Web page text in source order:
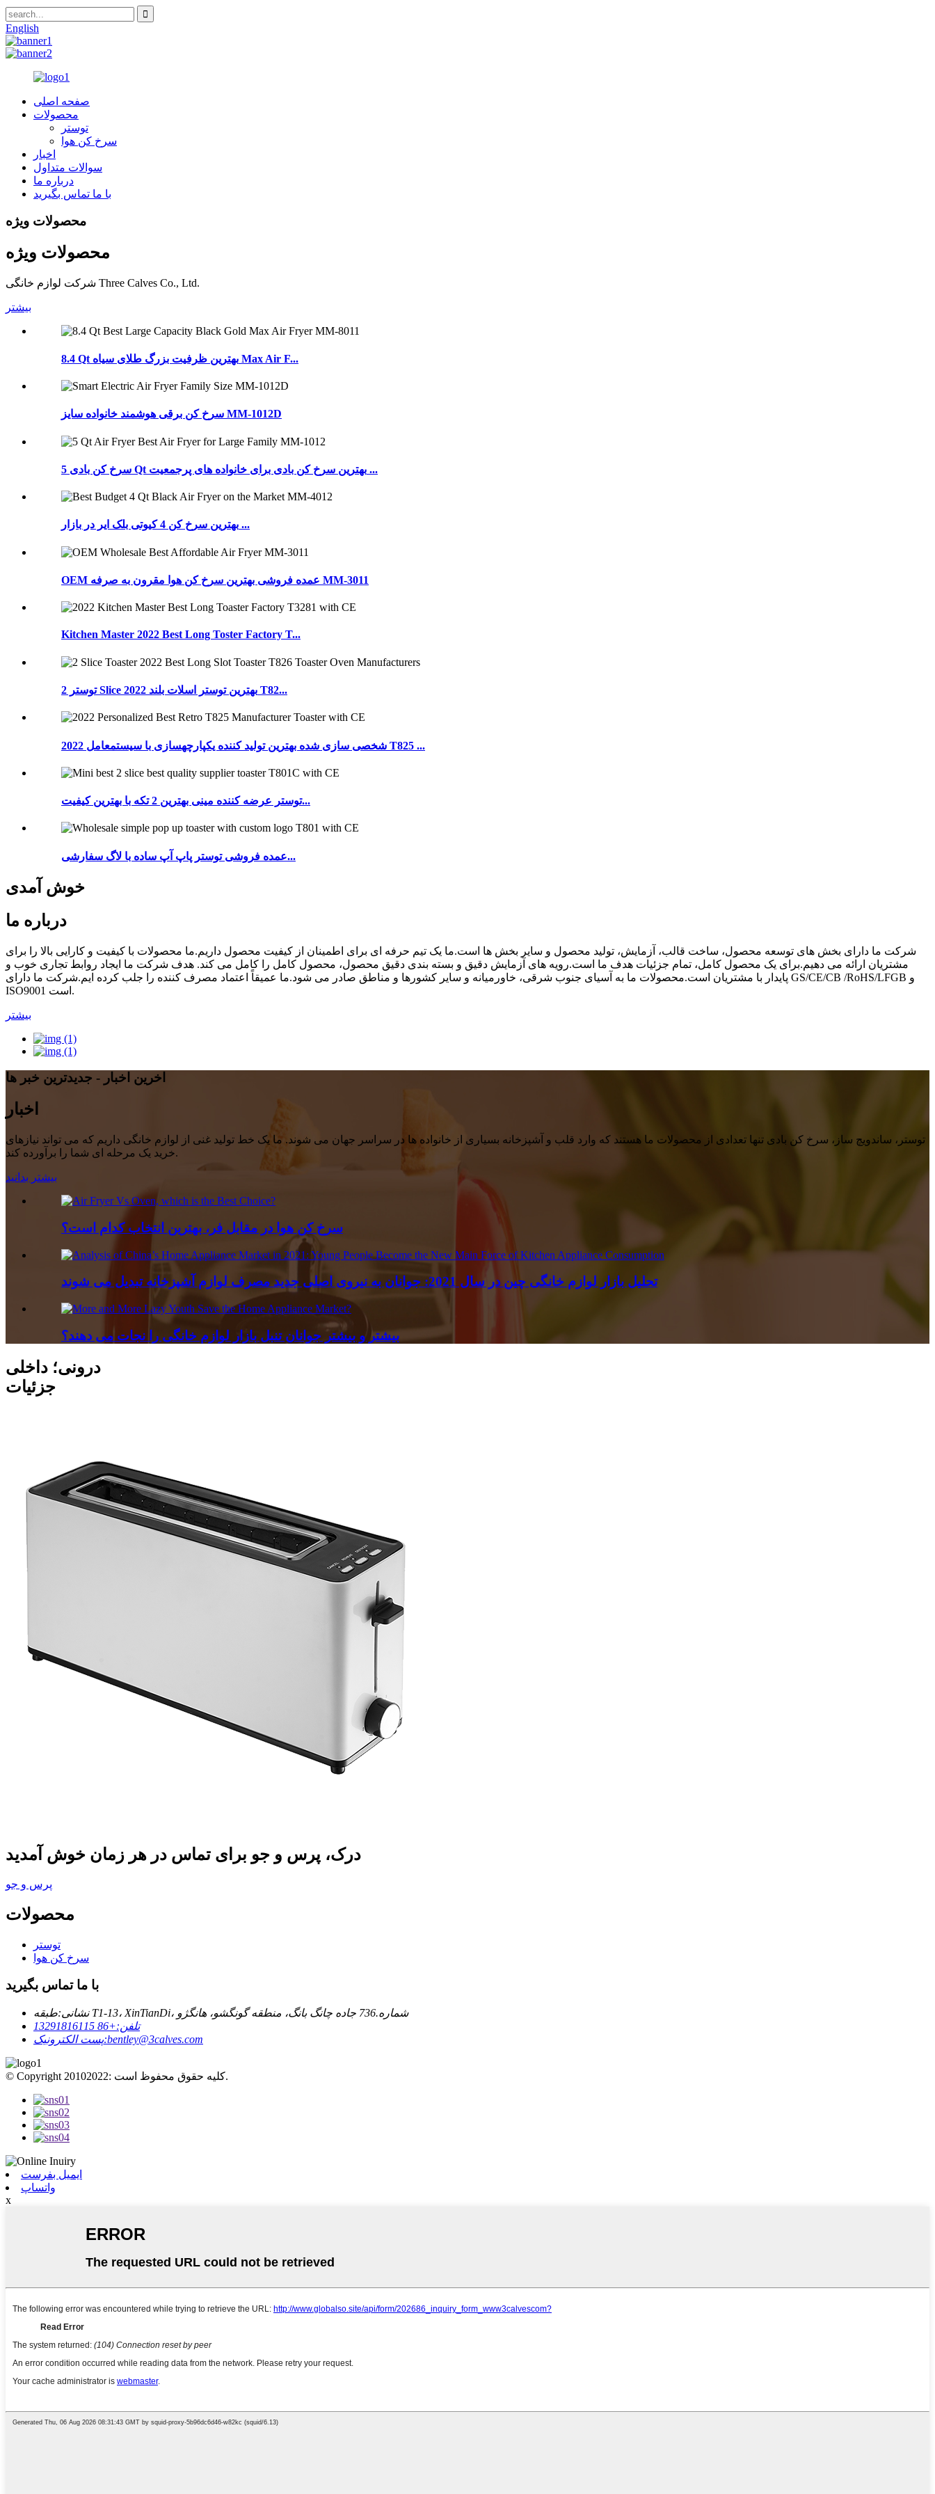
English
صفحه اصلی
محصولات
توستر
سرخ کن هوا
اخبار
سوالات متداول
درباره ما
با ما تماس بگیرید
محصولات ویژه
محصولات ویژه
شرکت لوازم خانگی Three Calves Co., Ltd.
بیشتر
8.4 Qt بهترین ظرفیت بزرگ طلای سیاه Max Air F...
سرخ کن برقی هوشمند خانواده سایز MM-1012D
سرخ کن بادی 5 Qt بهترین سرخ کن بادی برای خانواده های پرجمعیت ...
بهترین سرخ کن 4 کیوتی بلک ایر در بازار ...
OEM عمده فروشی بهترین سرخ کن هوا مقرون به صرفه MM-3011
Kitchen Master 2022 Best Long Toster Factory T...
توستر 2 Slice 2022 بهترین توستر اسلات بلند T82...
2022 شخصی سازی شده بهترین تولید کننده یکپارچهسازی با سیستمعامل T825 ...
توستر عرضه کننده مینی بهترین 2 تکه با بهترین کیفیت...
عمده فروشی توستر پاپ آپ ساده با لاگ سفارشی...
خوش آمدی
درباره ما
شرکت ما دارای بخش های توسعه محصول، ساخت قالب، آزمایش، تولید محصول و سایر بخش ها است.ما یک تیم حرفه ای برای اطمینان از کیفیت محصول داریم.ما محصولات با کیفیت و کارایی بالا را برای
مشتریان ارائه می دهیم.برای یک محصول کامل، تمام جزئیات هدف ما است.رویه های آزمایش دقیق و بسته بندی دقیق محصول، محصول کامل را کامل می کند. هدف شرکت ما ایجاد روابط تجاری خوب و
پایدار با مشتریان است.محصولات ما به آسیای جنوب شرقی، خاورمیانه و سایر کشورها و مناطق صادر می شود.ما عمیقاً اعتماد مصرف کننده را جلب کرده ایم.شرکت ما دارای GS/CE/CB /RoHS/LFGB و
ISO9001 است.
بیشتر
اخرین اخبار - جدیدترین خبر ها
اخبار
توستر، ساندویچ ساز، سرخ کن بادی تنها تعدادی از محصولات ما هستند که وارد قلب و آشپزخانه بسیاری از خانواده ها در سراسر جهان می شوند. ما یک خط تولید غنی از لوازم خانگی داریم که می تواند نیازهای
خرید یک مرحله ای شما را برآورده کند.
بیشتر بدانید
سرخ کن هوا در مقابل فر، بهترین انتخاب کدام است؟
تحلیل بازار لوازم خانگی چین در سال 2021: جوانان به نیروی اصلی جدید مصرف لوازم آشپزخانه تبدیل می شوند
بیشتر و بیشتر جوانان تنبل بازار لوازم خانگی را نجات می دهند؟
درونی؛ داخلی
جزئیات
درک، پرس و جو برای تماس در هر زمان خوش آمدید
پرس و جو
محصولات
توستر
سرخ کن هوا
با ما تماس بگیرید
نشانی:
طبقه T1-13، XinTianDi، شماره.736 جاده چانگ بانگ، منطقه گونگشو، هانگژو
تلفن:+86 13291816115
پست الکترونیک:bentley@3calves.com
© Copyright 20102022: کلیه حقوق محفوظ است.
ایمیل بفرست
واتساپ
x